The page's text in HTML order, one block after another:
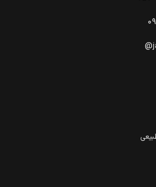
محصول، امکان انتخاب پرداخت در محل
شرایط آسان و بدون ضامن امکان‌پذیر
برای تمامی محصولات ارائه می‌شود.